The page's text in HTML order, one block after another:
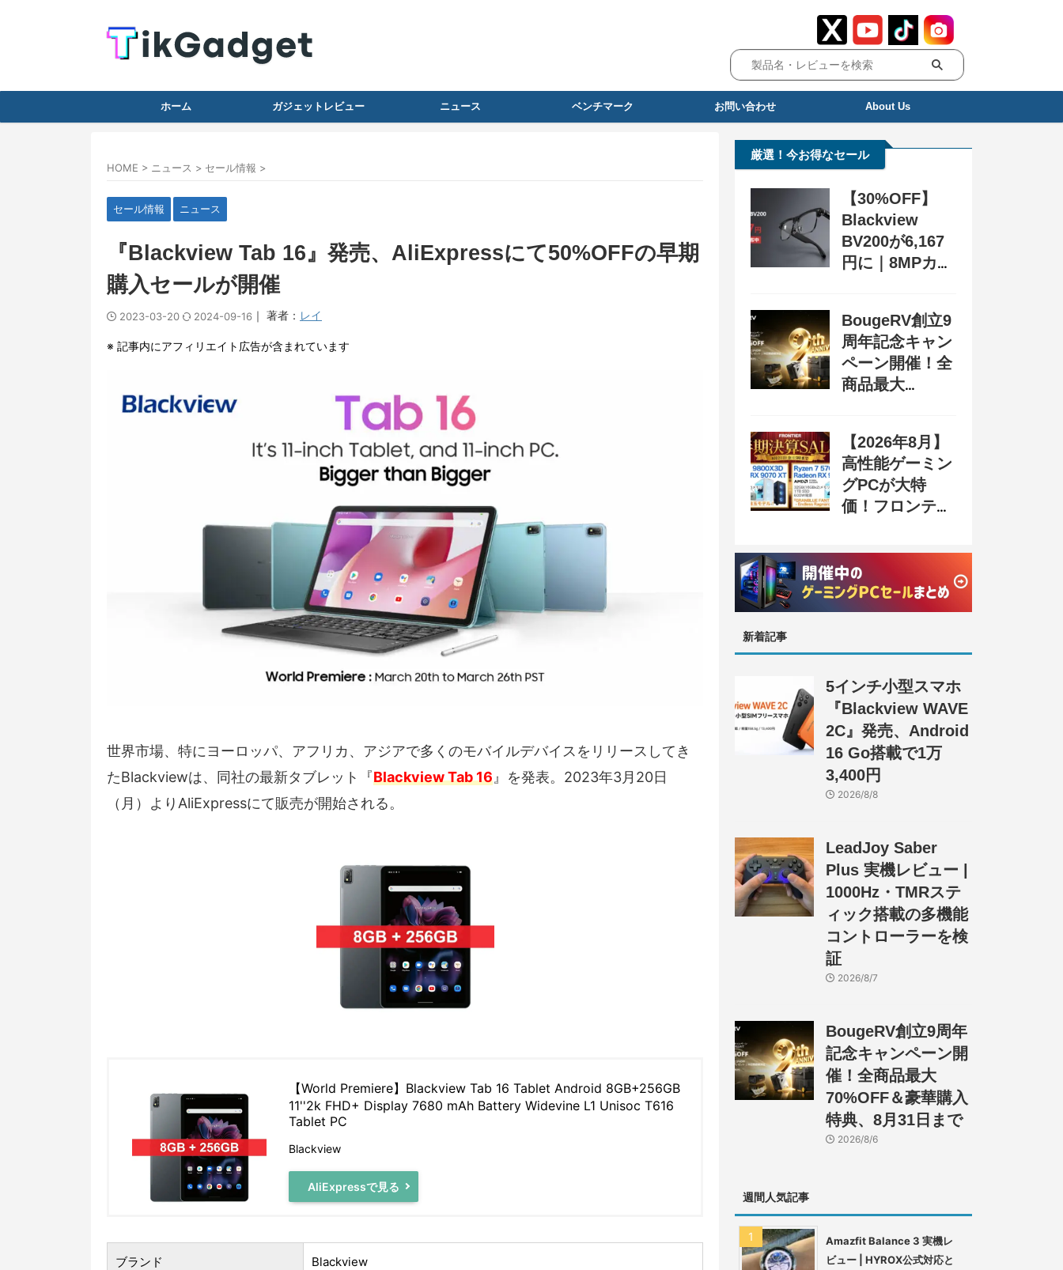
ホーム ガジェットレビュー ニュース ベンチマーク お問い合わせ About Us
HOME > ニュース > セール情報 >
セール情報 ニュース
『Blackview Tab 16』発売、AliExpressにて50%OFFの早期
購入セールが開催
2023-03-20 2024-09-16 ｜ 著者： レイ
※ 記事内にアフィリエイト広告が含まれています
世界市場、特にヨーロッパ、アフリカ、アジアで多くのモバイルデバイスをリリースしてき
たBlackviewは、同社の最新タブレット『Blackview Tab 16 』を発表。2023年3月20日
（月）よりAliExpressにて販売が開始される。
【World Premiere】Blackview Tab 16 Tablet Android 8GB+256GB
11''2k FHD+ Display 7680 mAh Battery Widevine L1 Unisoc T616
Tablet PC
Blackview
AliExpressで見る
ブランド Blackview
厳選！今お得なセール
【30%OFF】
Blackview
BV200が6,167
円に｜8MPカメ
ン配布中
BougeRV創立9
周年記念キャン
ペーン開催！全
商品最大
31日まで
【2026年8月】
高性能ゲーミン
グPCが大特
価！フロンティ
SALE 奥義』開
催、セール情報
まとめ
新着記事
5インチ小型スマホ
『Blackview WAVE
2C』発売、Android
16 Go搭載で1万
3,400円
2026/8/8
LeadJoy Saber
Plus 実機レビュー |
1000Hz・TMRステ
ィック搭載の多機能
コントローラーを検
証
2026/8/7
BougeRV創立9周年
記念キャンペーン開
催！全商品最大
70%OFF＆豪華購入
特典、8月31日まで
2026/8/6
週間人気記事
Amazfit Balance 3 実機レ
ビュー | HYROX公式対応と